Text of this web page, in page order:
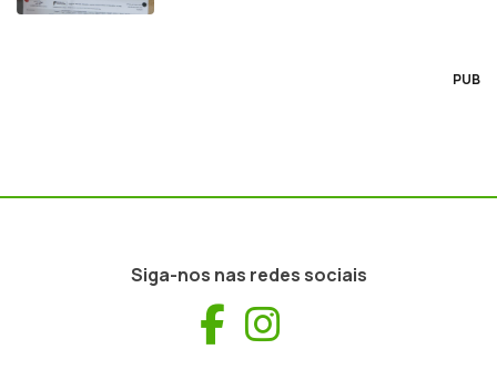
PUB
Siga-nos nas redes sociais
Facebook